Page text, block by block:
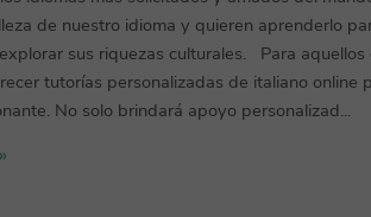
de nuestro idioma y quieren aprenderlo
sus riquezas culturales. Para
tutorías personalizadas de italiano online
No solo brindará apoyo personalizad...